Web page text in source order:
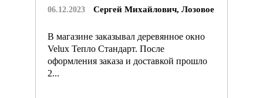
06.12.2023 Сергей Михайлович, Лозовое
В магазине заказывал деревянное окно
Velux Тепло Стандарт. После
оформления заказа и доставкой прошло
2...